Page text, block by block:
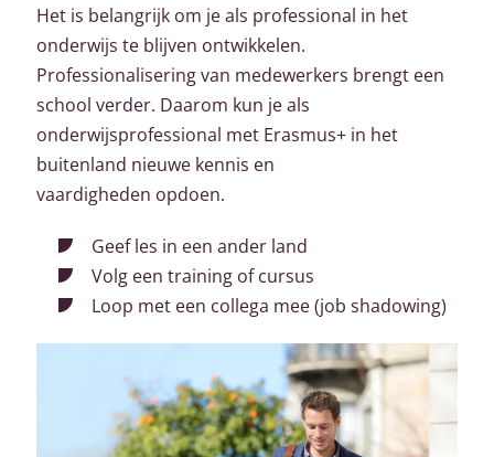
Het is belangrijk om je als professional in het
onderwijs te blijven ontwikkelen.
Professionalisering van medewerkers brengt een
school verder. Daarom kun je als
onderwijsprofessional met Erasmus+ in het
buitenland nieuwe kennis en
vaardigheden opdoen.
Geef les in een ander land
Volg een training of cursus
Loop met een collega mee (job shadowing)